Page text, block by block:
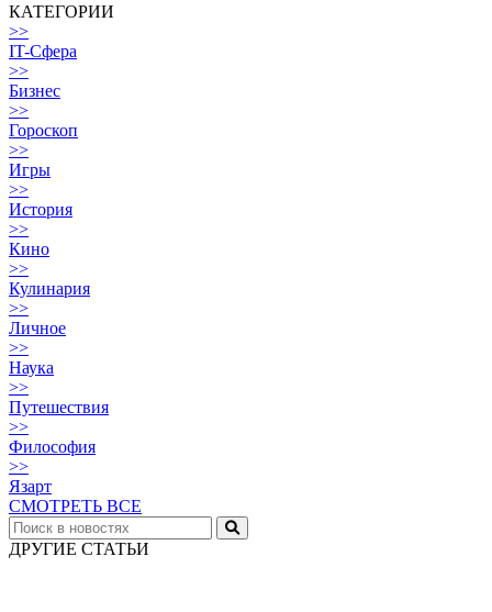
КАТЕГОРИИ
>>
IT-Сфера
>>
Бизнес
>>
Гороскоп
>>
Игры
>>
История
>>
Кино
>>
Кулинария
>>
Личное
>>
Наука
>>
Путешествия
>>
Философия
>>
Язарт
СМОТРЕТЬ ВСЕ
ДРУГИЕ СТАТЬИ